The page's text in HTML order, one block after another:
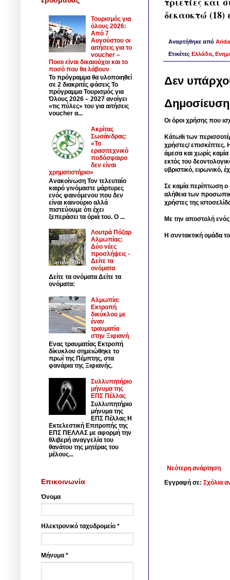
δεκαοκτώ
Αναρτήθηκε από
Ετικέτες Ελλάδα,
Δεν
Οι όροι χρήσης που
Κάτωθι των
χρήστες/ επισκέπτες.
άμεσα και χωρίς
εκτός του
υβριστικό, ειρωνικό,
Σε καμία περίπτωση ο
αλήθεια των
χρήστες της
Με την αποστολή
Η συντακτική ομάδα
Νεότερη ανάρτηση
Εγγραφή σε: Σχόλια
Τουρισμός για
όλους 2026:
Από 7
Αυγούστου οι
αιτήσεις για το
voucher –
Ποιοι είναι δικαιούχοι και το
ποσό που θα λάβουν
Το πρόγραμμα θα υλοποιηθεί
σε 2 διακριτές φάσεις Το
πρόγραμμα Τουρισμός για
Όλους 2026 – 2027 ανοίγει
«τις πύλες» του για αιτήσεις
voucher α...
Ακρίτας
Σωσάνδρας:
«Το
ερασιτεχνικό
ποδόσφαιρο
δεν είναι
χρηματιστήριο»
Ανακοίνωση Τον τελευταίο
καιρό γινόμαστε μάρτυρες
ενός φαινόμενου που δεν
είναι καινούριο αλλά
πιστεύουμε ότι έχει
ξεπεράσει τα όριά του. Ο ...
Λουτρά Πόζαρ
Αλμωπίας:
Δύο νέες
προσλήψεις -
Δείτε τα
ονόματα
Δείτε τα ονόματα Δείτε τα
ονόματα:
Αλμωπία:
Εκτροπή
δικύκλου με
έναν
τραυματία
στην Ξιφιανή
Ενας τραυματίας Εκτροπή
δίκυκλου σημειώθηκε το
πρωί της Πέμπτης, στα
φανάρια της Ξιφιανής.
Συλλυπητήριο
μήνυμα της
ΕΠΣ Πέλλας
Συλλυπητήριο
μήνυμα της
ΕΠΣ Πέλλας Η
Εκτελεστική Επιτροπής της
ΕΠΣ ΠΕΛΛΑΣ με αφορμή την
θλιβερή αναγγελία του
θανάτου της μητέρας του
μέλους...
Επικοινωνία
Όνομα
Ηλεκτρονικό ταχυδρομείο *
Μήνυμα *